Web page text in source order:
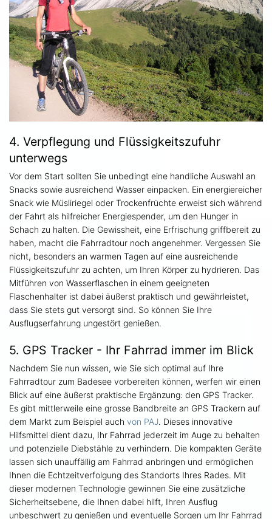
4. Verpflegung und Flüssigkeitszufuhr
unterwegs
Vor dem Start sollten Sie unbedingt eine handliche Auswahl an
Snacks sowie ausreichend Wasser einpacken. Ein energiereicher
Snack wie Müsliriegel oder Trockenfrüchte erweist sich während
der Fahrt als hilfreicher Energiespender, um den Hunger in
Schach zu halten. Die Gewissheit, eine Erfrischung griffbereit zu
haben, macht die Fahrradtour noch angenehmer. Vergessen Sie
nicht, besonders an warmen Tagen auf eine ausreichende
Flüssigkeitszufuhr zu achten, um Ihren Körper zu hydrieren. Das
Mitführen von Wasserflaschen in einem geeigneten
Flaschenhalter ist dabei äußerst praktisch und gewährleistet,
dass Sie stets gut versorgt sind. So können Sie Ihre
Ausflugserfahrung ungestört genießen.
5. GPS Tracker - Ihr Fahrrad immer im Blick
Nachdem Sie nun wissen, wie Sie sich optimal auf Ihre
Fahrradtour zum Badesee vorbereiten können, werfen wir einen
Blick auf eine äußerst praktische Ergänzung: den GPS Tracker.
Es gibt mittlerweile eine grosse Bandbreite an GPS Trackern auf
dem Markt zum Beispiel auch von PAJ. Dieses innovative
Hilfsmittel dient dazu, Ihr Fahrrad jederzeit im Auge zu behalten
und potenzielle Diebstähle zu verhindern. Die kompakten Geräte
lassen sich unauffällig am Fahrrad anbringen und ermöglichen
Ihnen die Echtzeitverfolgung des Standorts Ihres Rades. Mit
dieser modernen Technologie gewinnen Sie eine zusätzliche
Sicherheitsebene, die Ihnen dabei hilft, Ihren Ausflug
unbeschwert zu genießen und eventuelle Sorgen um Ihr Fahrrad